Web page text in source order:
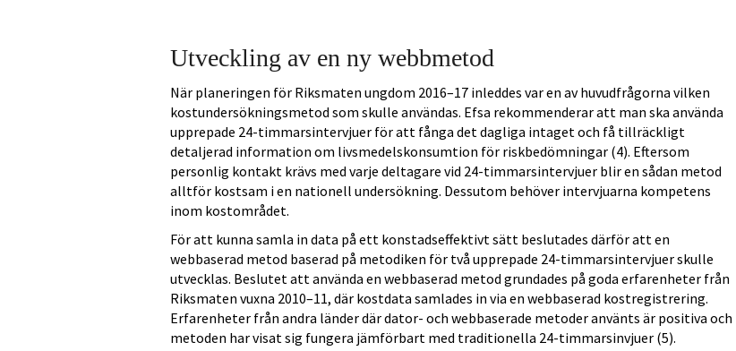
Utveckling av en ny webbmetod
När planeringen för Riksmaten ungdom 2016–17 inleddes var en av huvudfrågorna vilken
kostundersökningsmetod som skulle användas. Efsa rekommenderar att man ska använda
upprepade 24-timmarsintervjuer för att fånga det dagliga intaget och få tillräckligt
detaljerad information om livsmedelskonsumtion för riskbedömningar (4). Eftersom
personlig kontakt krävs med varje deltagare vid 24-timmarsintervjuer blir en sådan metod
alltför kostsam i en nationell undersökning. Dessutom behöver intervjuarna kompetens
inom kostområdet.
För att kunna samla in data på ett konstadseffektivt sätt beslutades därför att en
webbaserad metod baserad på metodiken för två upprepade 24-timmarsintervjuer skulle
utvecklas. Beslutet att använda en webbaserad metod grundades på goda erfarenheter från
Riksmaten vuxna 2010–11, där kostdata samlades in via en webbaserad kostregistrering.
Erfarenheter från andra länder där dator- och webbaserade metoder använts är positiva och
metoden har visat sig fungera jämförbart med traditionella 24-timmarsinvjuer (5).